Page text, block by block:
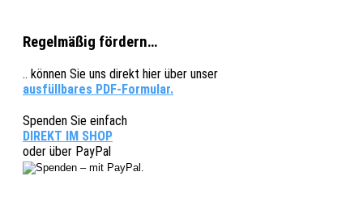
Regelmäßig fördern…
.. können Sie uns direkt hier über unser
ausfüllbares PDF-Formular.
Spenden Sie einfach
DIREKT IM SHOP
oder über PayPal